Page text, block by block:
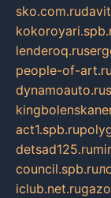
sko.com.ru
lenderoq.ru
people-of-art.ru
dynamoauto.ru
act1.spb.ru
detsad125.ru
council.spb.ru
iclub.net.ru